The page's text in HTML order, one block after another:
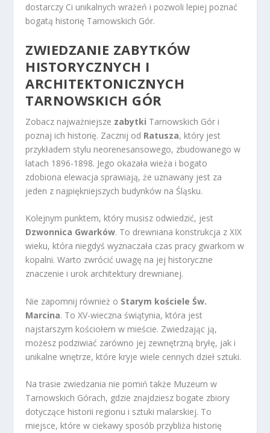
dostarczy Ci unikalnych wrażeń i pozwoli lepiej poznać
bogatą historię Tarnowskich Gór.
ZWIEDZANIE ZABYTKÓW
HISTORYCZNYCH I
ARCHITEKTONICZNYCH
TARNOWSKICH GÓR
Zobacz najważniejsze zabytki Tarnowskich Gór i
poznaj ich historię. Zacznij od Ratusza, który jest
przykładem stylu neorenesansowego, zbudowanego w
latach 1896-1898. Jego okazała wieża i bogato
zdobiona elewacja sprawiają, że uznawany jest za
jeden z najpiękniejszych budynków na Śląsku.
Kolejnym punktem, który musisz odwiedzić, jest
Dzwonnica Gwarków. To drewniana konstrukcja z XIX
wieku, która niegdyś wyznaczała czas pracy gwarkom w
kopalni. Warto zwrócić uwagę na jej historyczne
znaczenie i urok architektury drewnianej.
Nie zapomnij również o Starym kościele Św.
Marcina. To XV-wieczna świątynia, która jest
najstarszym kościołem w mieście. Zwiedzając ją,
możesz podziwiać zarówno jej zewnętrzną bryłę, jak i
unikalne wnętrze, które kryje wiele cennych dzieł sztuki.
Na trasie zwiedzania nie pomiń także Muzeum w
Tarnowskich Górach, gdzie znajdziesz bogate zbiory
dotyczące historii regionu i sztuki malarskiej. To
miejsce, które w ciekawy sposób przybliża historię